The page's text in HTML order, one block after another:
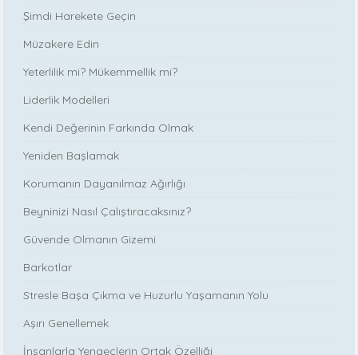
Şimdi Harekete Geçin
Müzakere Edin
Yeterlilik mi? Mükemmellik mi?
Liderlik Modelleri
Kendi Değerinin Farkında Olmak
Yeniden Başlamak
Korumanın Dayanılmaz Ağırlığı
Beyninizi Nasıl Çalıştıracaksınız?
Güvende Olmanın Gizemi
Barkotlar
Stresle Başa Çıkma ve Huzurlu Yaşamanın Yolu
Aşırı Genellemek
İnsanlarla Yengeçlerin Ortak Özelliği